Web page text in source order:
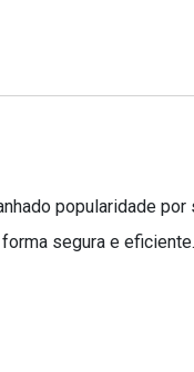
popularidade
segura e